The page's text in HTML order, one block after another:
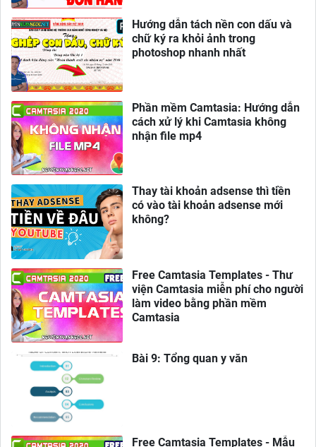
Hướng dẫn tách nền con dấu và
chữ ký ra khỏi ảnh trong
photoshop nhanh nhất
Phần mềm Camtasia: Hướng dẫn
cách xử lý khi Camtasia không
nhận file mp4
Thay tài khoản adsense thì tiền
có vào tài khoản adsense mới
không?
Free Camtasia Templates - Thư
viện Camtasia miễn phí cho người
làm video bằng phần mềm
Camtasia
Bài 9: Tổng quan y văn
Free Camtasia Templates - Mẫu